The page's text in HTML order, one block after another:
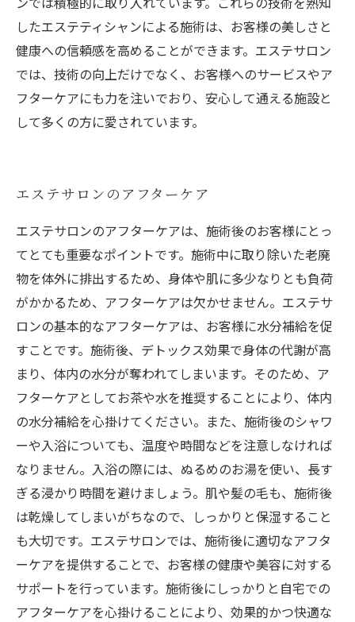
したエステティシャンによる施術は、お客様の美しさと
健康への信頼感を高めることができます。エステサロン
では、技術の向上だけでなく、お客様へのサービスやア
フターケアにも力を注いでおり、安心して通える施設と
して多くの方に愛されています。
エステサロンのアフターケア
エステサロンのアフターケアは、施術後のお客様にとっ
てとても重要なポイントです。施術中に取り除いた老廃
物を体外に排出するため、身体や肌に多少なりとも負荷
がかかるため、アフターケアは欠かせません。エステサ
ロンの基本的なアフターケアは、お客様に水分補給を促
すことです。施術後、デトックス効果で身体の代謝が高
まり、体内の水分が奪われてしまいます。そのため、ア
フターケアとしてお茶や水を推奨することにより、体内
の水分補給を心掛けてください。また、施術後のシャワ
ーや入浴についても、温度や時間などを注意しなければ
なりません。入浴の際には、ぬるめのお湯を使い、長す
ぎる浸かり時間を避けましょう。肌や髪の毛も、施術後
は乾燥してしまいがちなので、しっかりと保湿すること
も大切です。エステサロンでは、施術後に適切なアフタ
ーケアを提供することで、お客様の健康や美容に対する
サポートを行っています。施術後にしっかりと自宅での
アフターケアを心掛けることにより、効果的かつ快適な